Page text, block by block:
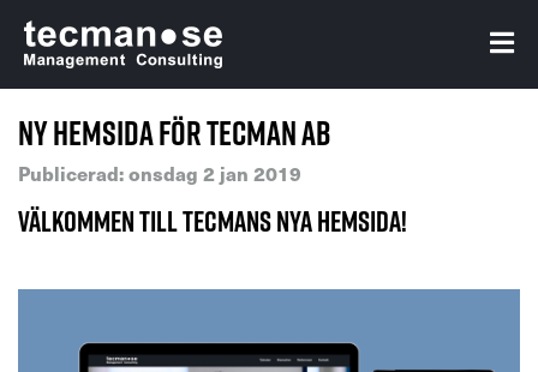
Ny hemsida för Tecman AB
Publicerad: onsdag 2 jan 2019
Välkommen till Tecmans nya hemsida!